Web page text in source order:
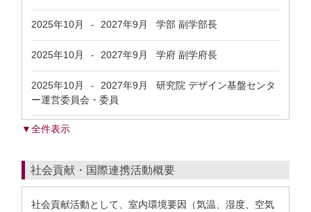
2025年10月 - 2027年9月 学部 副学部長
2025年10月 - 2027年9月 学府 副学府長
2025年10月 - 2027年9月
研究院 デザイン基盤センタ
ー運営委員会・委員
▼全件表示
社会貢献・国際連携活動概要
社会貢献活動として、室内環境要因（気温、湿度、空気